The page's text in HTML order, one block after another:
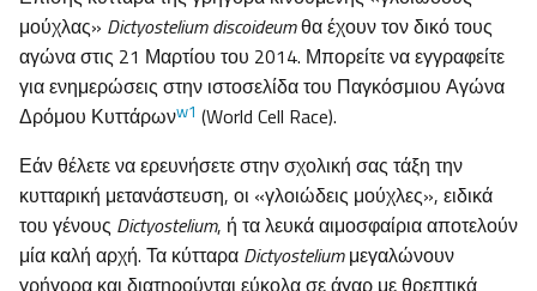
μούχλας» Dictyostelium discoideumθα έχουν τον δικό τους
αγώνα στις 21 Μαρτίου του 2014. Μπορείτε να εγγραφείτε
για ενημερώσεις στην ιστοσελίδα του Παγκόσμιου Αγώνα
Δρόμου Κυττάρωνw1 (World Cell Race).
Εάν θέλετε να ερευνήσετε στην σχολική σας τάξη την
κυτταρική μετανάστευση, οι «γλοιώδεις μούχλες», ειδικά
του γένους Dictyostelium, ή τα λευκά αιμοσφαίρια αποτελούν
μία καλή αρχή. Τα κύτταρα Dictyosteliumμεγαλώνουν
γρήγορα και διατηρούνται εύκολα σε άγαρ με θρεπτικά